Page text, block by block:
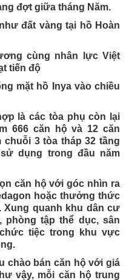
đợt giữa tháng Năm.
đất vàng tại hồ Hoàn
cùng nhân lực Việt
tiến độ
mặt hồ Inya vào chiều
là các tòa phụ còn lại
666 căn hộ và 12 căn
chuỗi 3 tòa tháp 32 tầng
dụng trong đầu năm
căn hộ với góc nhìn ra
hoặc thưởng thức
Xung quanh khu dân cư
phòng tập thể dục, sân
tiệc trong khu vực
chào bán căn hộ với giá
vậy, mỗi căn hộ trung